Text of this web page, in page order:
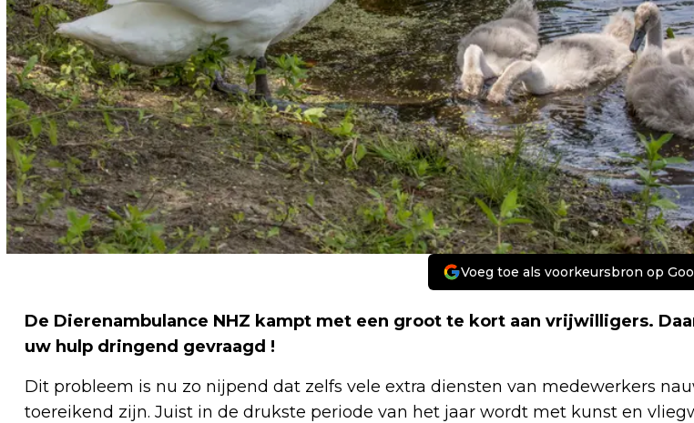
Voeg toe als voorkeursbron op
De Dierenambulance NHZ kampt met een groot te kort aan vrijwilligers.
uw hulp dringend gevraagd !
Dit probleem is nu zo nijpend dat zelfs vele extra diensten van medewerkers
toereikend zijn. Juist in de drukste periode van het jaar wordt met kunst en